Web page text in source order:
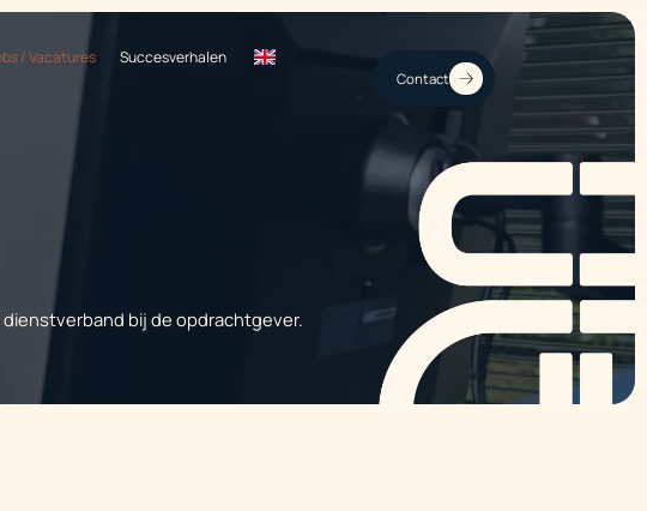
/ Vacatures Succesverhalen
Contact
bij de opdrachtgever.